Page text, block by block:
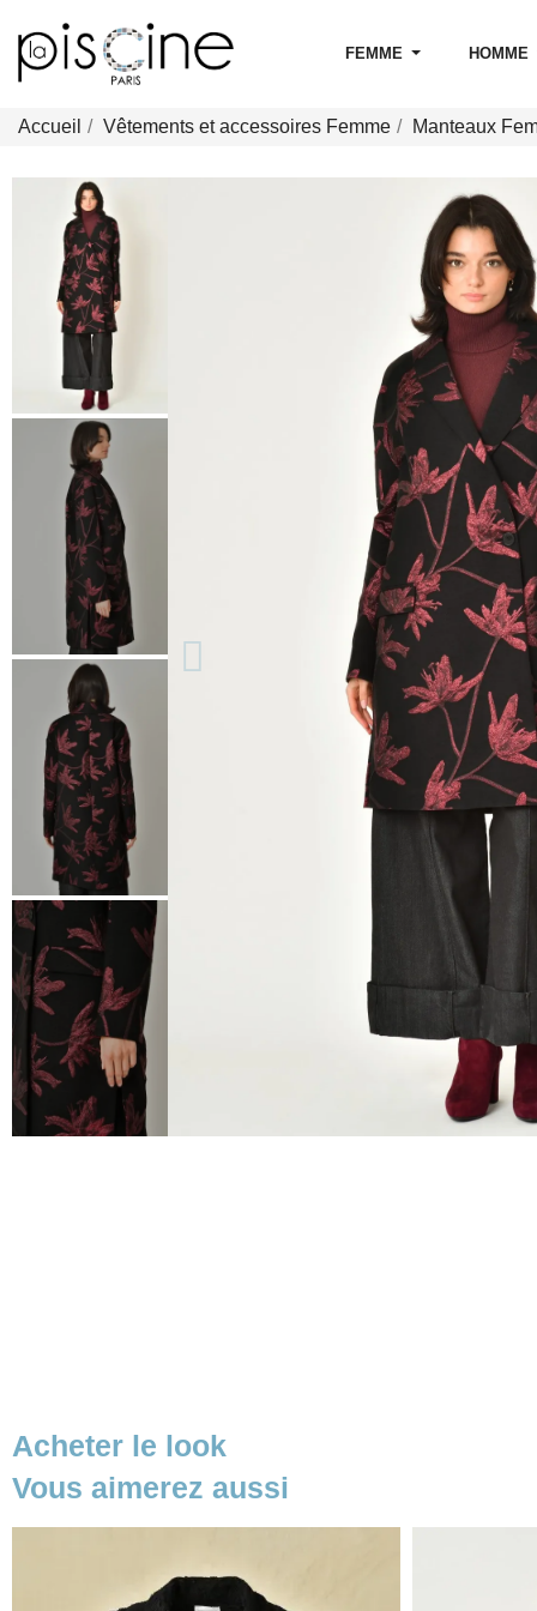
FEMME HOMME
Accueil Vêtements et accessoires Femme Manteaux
Acheter le look
Vous aimerez aussi